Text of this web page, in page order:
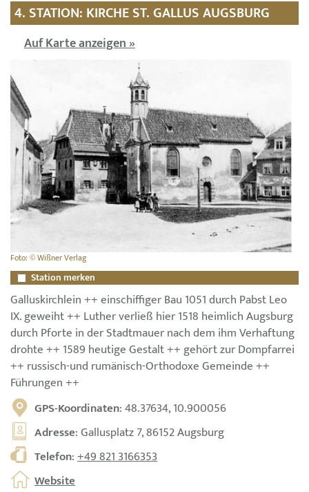
4. STATION: KIRCHE ST. GALLUS AUGSBURG
Auf Karte anzeigen »
Foto: © Wißner Verlag
Station merken
Galluskirchlein ++ einschiffiger Bau 1051 durch Pabst Leo
IX. geweiht ++ Luther verließ hier 1518 heimlich Augsburg
durch Pforte in der Stadtmauer nach dem ihm Verhaftung
drohte ++ 1589 heutige Gestalt ++ gehört zur Dompfarrei
++ russisch-und rumänisch-Orthodoxe Gemeinde ++
Führungen ++
GPS-Koordinaten: 48.37634, 10.900056
Adresse: Gallusplatz 7, 86152 Augsburg
Telefon:+49 821 3166353
Website